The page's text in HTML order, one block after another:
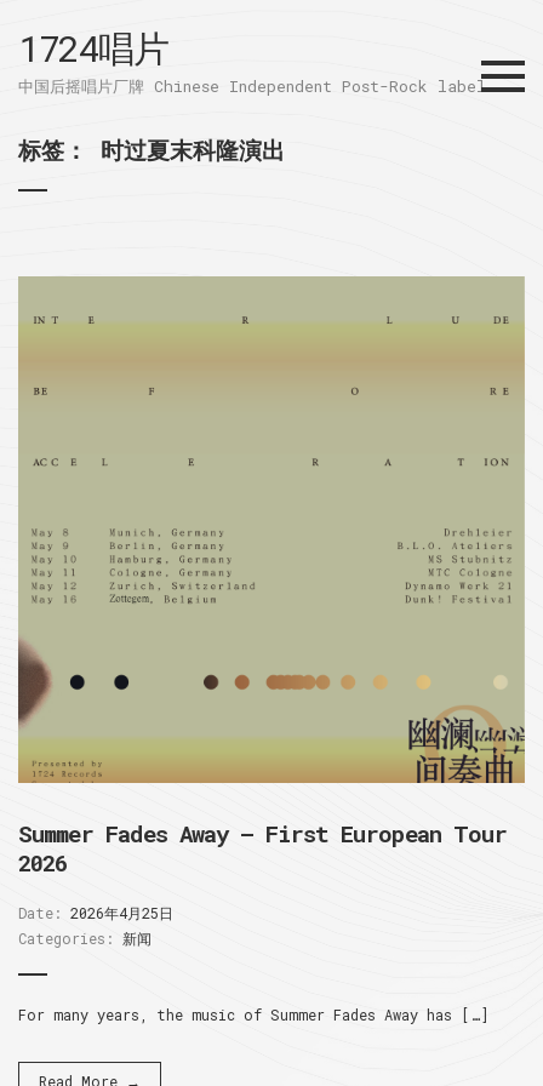
1724唱片
中国后摇唱片厂牌 Chinese Independent Post-Rock label
Menu
标签： 时过夏末科隆演出
Summer Fades Away – First European Tour
2026
Date: 2026年4月25日
Categories: 新闻
For many years, the music of Summer Fades Away has […]
Read More →